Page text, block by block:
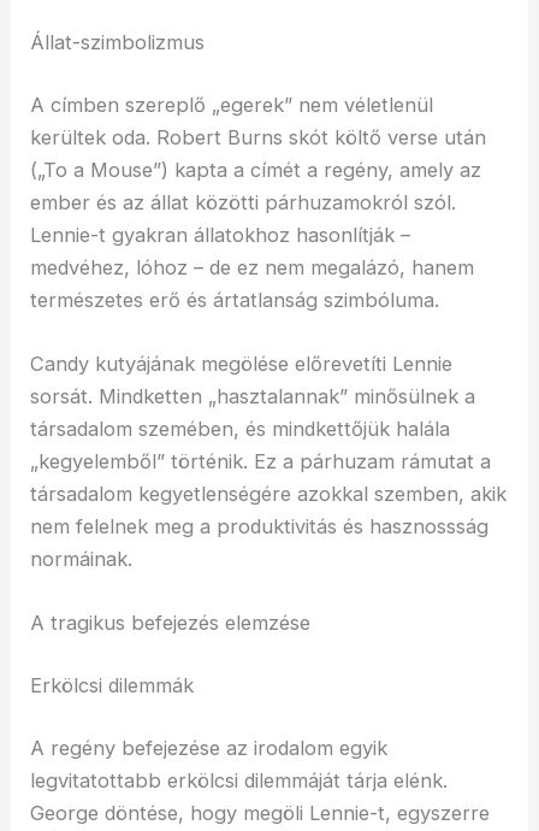
Állat-szimbolizmus
A címben szereplő „egerek” nem véletlenül
kerültek oda. Robert Burns skót költő verse után
(„To a Mouse”) kapta a címét a regény, amely az
ember és az állat közötti párhuzamokról szól.
Lennie-t gyakran állatokhoz hasonlítják –
medvéhez, lóhoz – de ez nem megalázó, hanem
természetes erő és ártatlanság szimbóluma.
Candy kutyájának megölése előrevetíti Lennie
sorsát. Mindketten „hasztalannak” minősülnek a
társadalom szemében, és mindkettőjük halála
„kegyelemből” történik. Ez a párhuzam rámutat a
társadalom kegyetlenségére azokkal szemben, akik
nem felelnek meg a produktivitás és hasznossság
normáinak.
A tragikus befejezés elemzése
Erkölcsi dilemmák
A regény befejezése az irodalom egyik
legvitatottabb erkölcsi dilemmáját tárja elénk.
George döntése, hogy megöli Lennie-t, egyszerre